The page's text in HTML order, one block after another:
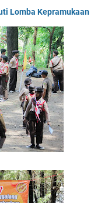
Lomba Kepramukaan